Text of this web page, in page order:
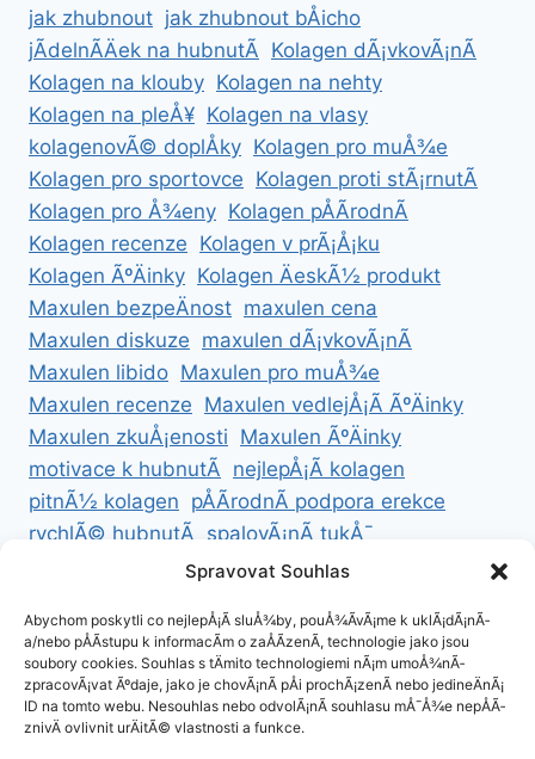
jak zhubnout jak zhubnout bÅicho
jÃ­delnÃ­Äek na hubnutÃ­ Kolagen dÃ¡vkovÃ¡nÃ­
Kolagen na klouby Kolagen na nehty
Kolagen na pleÅ¥ Kolagen na vlasy
kolagenovÃ© doplÅky Kolagen pro muÅ¾e
Kolagen pro sportovce Kolagen proti stÃ¡rnutÃ­
Kolagen pro Å¾eny Kolagen pÅÃ­rodnÃ­
Kolagen recenze Kolagen v prÃ¡Å¡ku
Kolagen ÃºÄinky Kolagen ÄeskÃ½ produkt
Maxulen bezpeÄnost maxulen cena
Maxulen diskuze maxulen dÃ¡vkovÃ¡nÃ­
Maxulen libido Maxulen pro muÅ¾e
Maxulen recenze Maxulen vedlejÅ¡Ã­ ÃºÄinky
Maxulen zkuÅ¡enosti Maxulen ÃºÄinky
motivace k hubnutÃ­ nejlepÅ¡Ã­ kolagen
pitnÃ½ kolagen pÅÃ­rodnÃ­ podpora erekce
rychlÃ© hubnutÃ­ spalovÃ¡nÃ­ tukÅ¯
ZdravÃ© hubnutÃ­ ZdravÃ© recepty na hubnutÃ­
ZÃ¡sady cookies (EU)
Spravovat Souhlas
Abychom poskytli co nejlepÅ¡Ã­ sluÅ¾by, pouÅ¾Ã­vÃ¡me k uklÃ¡dÃ¡nÃ­
a/nebo pÅÃ­stupu k informacÃ­m o zaÅÃ­zenÃ­, technologie jako jsou
soubory cookies. Souhlas s tÄmito technologiemi nÃ¡m umoÅ¾nÃ­
zpracovÃ¡vat Ãºdaje, jako je chovÃ¡nÃ­ pÅi prochÃ¡zenÃ­ nebo jedineÄnÃ¡
ID na tomto webu. Nesouhlas nebo odvolÃ¡nÃ­ souhlasu mÅ¯Å¾e nepÅÃ­
znivÄ ovlivnit urÄitÃ© vlastnosti a funkce.